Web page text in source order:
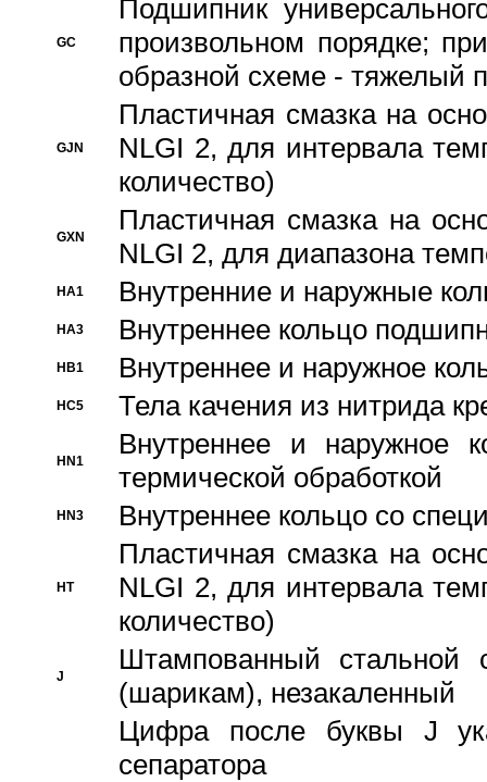
GC
Подшипник
произвольном порядке;
образной схеме - тяжелый
GJN
Пластичная смазка на
NLGI 2, для интервала
количество)
GXN
Пластичная смазка на
NLGI 2, для диапазона
HA1 Внутренние и наружные
HA3 Bнутреннее кольцо
HB1 Bнутреннее и наружное
HC5 Тела качения из нитрида
HN1
Bнутреннее и наружное
термической обработкой
HN3 Внутреннее кольцо со
HT
Пластичная смазка на
NLGI 2, для интервала
количество)
J
Штампованный стальной
(шарикам), незакаленный
Цифра после буквы J
сепаратора